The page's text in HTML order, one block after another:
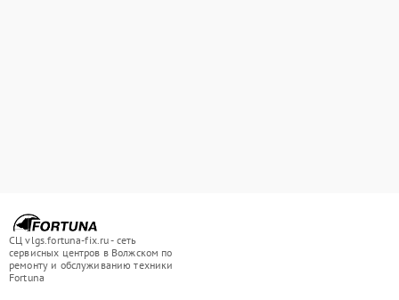
СЦ vlgs.fortuna-fix.ru - сеть
сервисных центров в Волжском по
ремонту и обслуживанию техники
Fortuna